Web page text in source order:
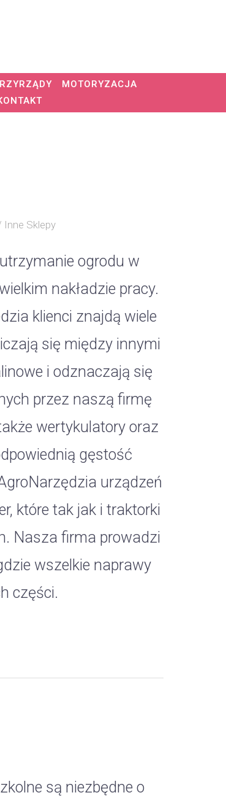
MOTORYZACJA
Inne Sklepy
ogrodu w
nakładzie pracy.
klienci znajdą wiele
się między innymi
i odznaczają się
przez naszą firmę
wertykulatory oraz
gęstość
urządzeń
które tak jak i traktorki
Nasza firma prowadzi
wszelkie naprawy
części.
są niezbędne o